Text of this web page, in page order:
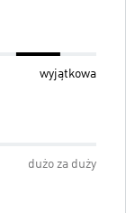
wyjątkowa
dużo za duży